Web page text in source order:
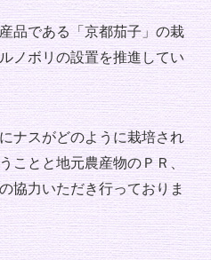
品である「京都茄子」の栽
ノボリの設置を推進してい
ナスがどのように栽培され
ことと地元農産物のＰＲ、
協力いただき行っておりま